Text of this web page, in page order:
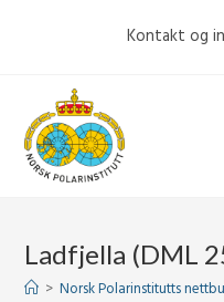
Kontakt og
Ladfjella (DML
> Norsk Polarinstitutts